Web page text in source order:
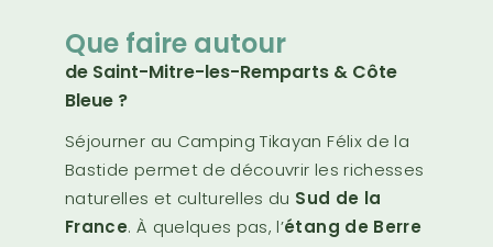
Que faire autour
de Saint-Mitre-les-Remparts & Côte
Bleue ?
Séjourner au Camping Tikayan Félix de la
Bastide permet de découvrir les richesses
naturelles et culturelles du Sud de la
France. À quelques pas, l’étang de Berre